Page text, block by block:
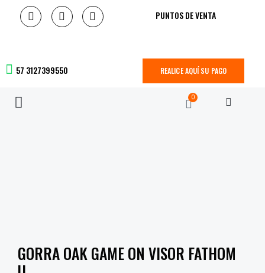
PUNTOS DE VENTA
57 3127399550 REALICE AQUÍ SU PAGO
0
GORRA OAK GAME ON VISOR FATHOM